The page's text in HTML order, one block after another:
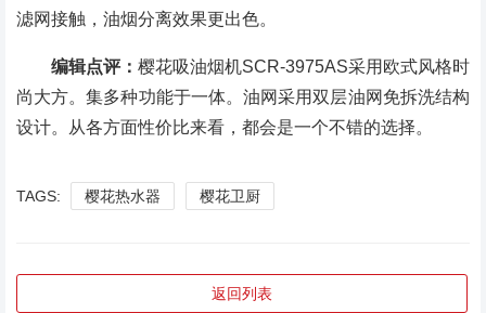
滤网接触，油烟分离效果更出色。
编辑点评： 樱花吸油烟机SCR-3975AS采用欧式风格时
尚大方。集多种功能于一体。油网采用双层油网免拆洗结构
设计。从各方面性价比来看，都会是一个不错的选择。
TAGS: 樱花热水器 樱花卫厨
返回列表